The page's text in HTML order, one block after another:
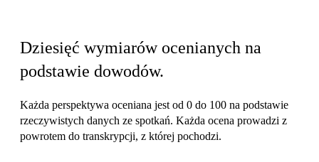
Dziesięć wymiarów ocenianych na
podstawie dowodów.
Każda perspektywa oceniana jest od 0 do 100 na podstawie
rzeczywistych danych ze spotkań. Każda ocena prowadzi z
powrotem do transkrypcji, z której pochodzi.